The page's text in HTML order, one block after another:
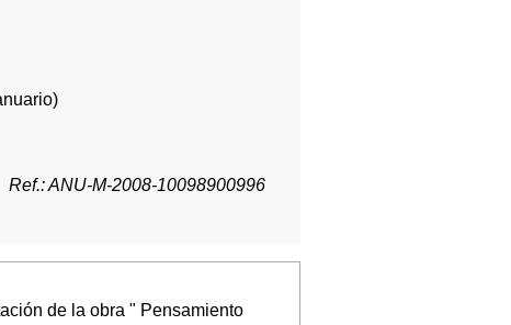
Ref.: ANU-M-2008-10098900996
de la obra " Pensamiento